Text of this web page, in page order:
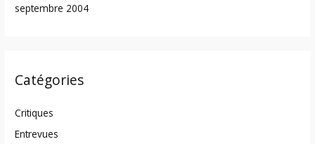
septembre 2004
Catégories
Critiques
Entrevues